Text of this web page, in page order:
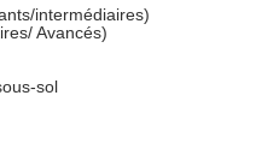
intermédiaires)
Avancés)
sol